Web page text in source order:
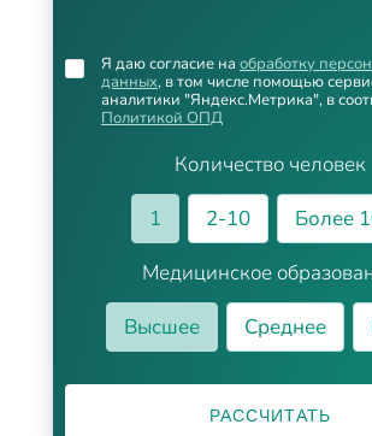
Количество человек
1
2-10
Более
Медицинское
Высшее
Среднее
Я даю согласие на обработку
данных, в том числе помощью
аналитики "Яндекс.Метрика", в
Политикой ОПД
РАССЧИТАТЬ